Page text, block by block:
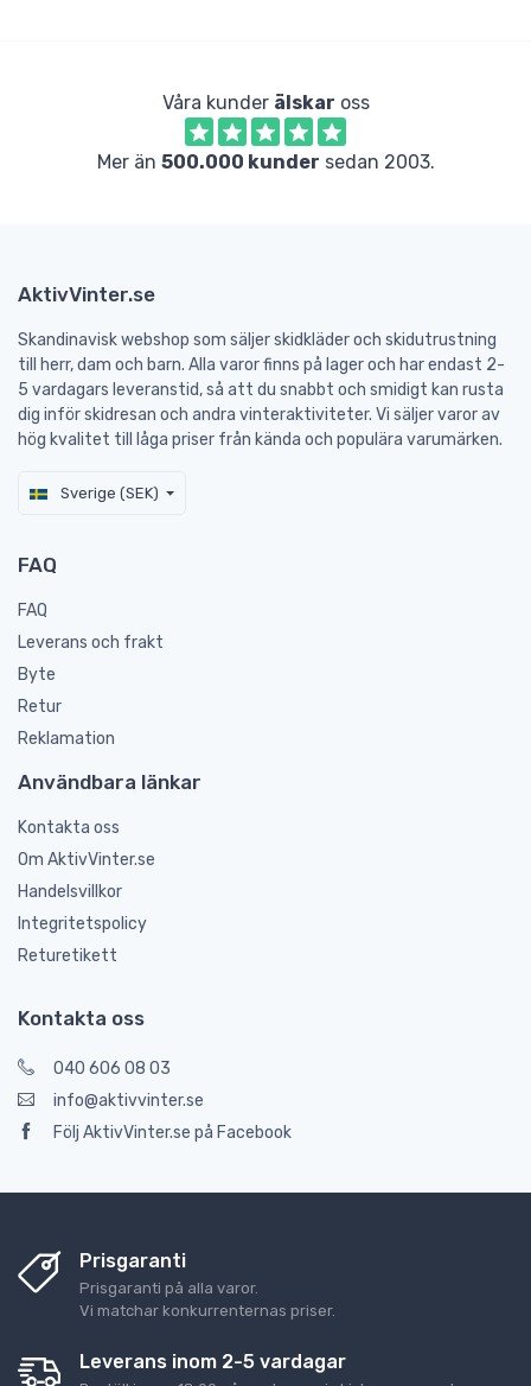
Våra kunder älskar oss
Mer än 500.000 kunder sedan 2003.
AktivVinter.se
Skandinavisk webshop som säljer skidkläder och skidutrustning
till herr, dam och barn. Alla varor finns på lager och har endast 2-
5 vardagars leveranstid, så att du snabbt och smidigt kan rusta
dig inför skidresan och andra vinteraktiviteter. Vi säljer varor av
hög kvalitet till låga priser från kända och populära varumärken.
Sverige (SEK)
FAQ
FAQ
Leverans och frakt
Byte
Retur
Reklamation
Användbara länkar
Kontakta oss
Om AktivVinter.se
Handelsvillkor
Integritetspolicy
Returetikett
Kontakta oss
040 606 08 03
info@aktivvinter.se
Följ AktivVinter.se på Facebook
Prisgaranti
Prisgaranti på alla varor.
Vi matchar konkurrenternas priser.
Leverans inom 2-5 vardagar